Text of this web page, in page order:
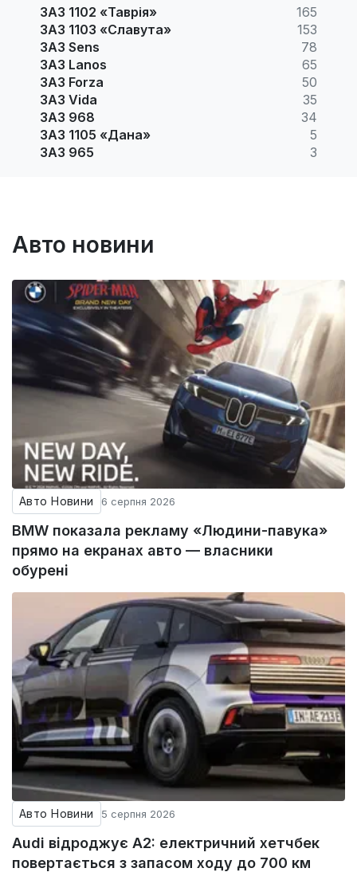
ЗАЗ 1102 «Таврія»
165
ЗАЗ 1103 «Славута»
153
ЗАЗ Sens
78
ЗАЗ Lanos
65
ЗАЗ Forza
50
ЗАЗ Vida
35
ЗАЗ 968
34
ЗАЗ 1105 «Дана»
5
ЗАЗ 965
3
Авто новини
Авто Новини 6 серпня 2026
BMW показала рекламу «Людини-павука»
прямо на екранах авто — власники
обурені
Авто Новини 5 серпня 2026
Audi відроджує A2: електричний хетчбек
повертається з запасом ходу до 700 км